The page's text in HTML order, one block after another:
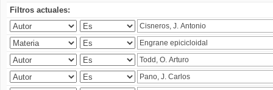
Filtros actuales: